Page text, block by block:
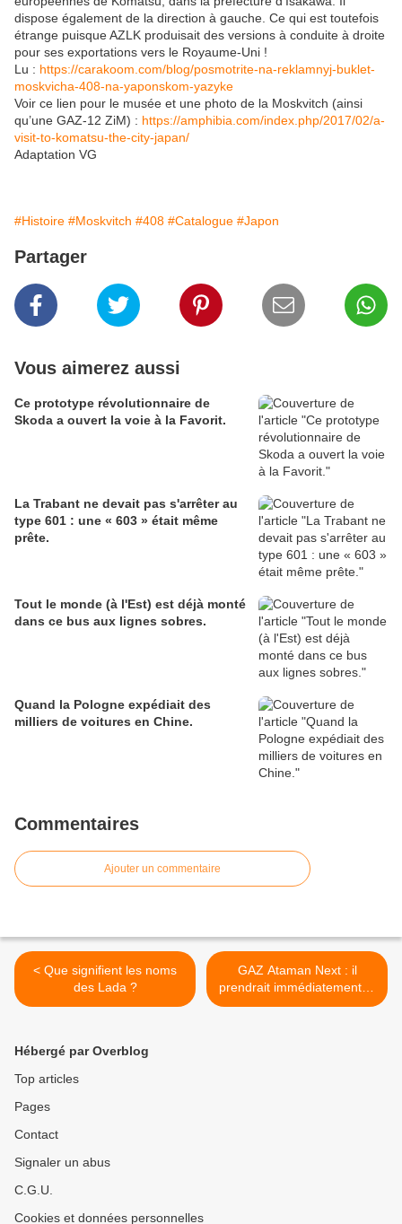
dispose également de la direction à gauche. Ce qui est toutefois
étrange puisque AZLK produisait des versions à conduite à droite
pour ses exportations vers le Royaume-Uni !
Lu : https://carakoom.com/blog/posmotrite-na-reklamnyj-buklet-
moskvicha-408-na-yaponskom-yazyke
Voir ce lien pour le musée et une photo de la Moskvitch (ainsi
qu’une GAZ-12 ZiM) : https://amphibia.com/index.php/2017/02/a-
visit-to-komatsu-the-city-japan/
Adaptation VG
#Histoire #Moskvitch #408 #Catalogue #Japon
Partager
Vous aimerez aussi
Ce prototype révolutionnaire de
Skoda a ouvert la voie à la Favorit.
La Trabant ne devait pas s'arrêter au
type 601 : une « 603 » était même
prête.
Tout le monde (à l'Est) est déjà monté
dans ce bus aux lignes sobres.
Quand la Pologne expédiait des
milliers de voitures en Chine.
Commentaires
Ajouter un commentaire
< Que signifient les noms
des Lada ?
GAZ Ataman Next : il
prendrait immédiatement la
tête de son segment ! >
Hébergé par Overblog
Top articles
Pages
Contact
Signaler un abus
C.G.U.
Cookies et données personnelles